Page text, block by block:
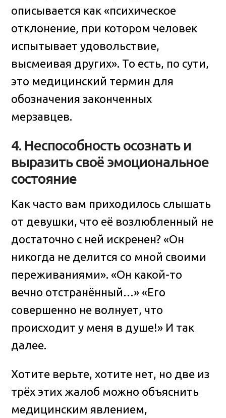
описывается как «психическое
отклонение, при котором человек
испытывает удовольствие,
высмеивая других». То есть, по сути,
это медицинский термин для
обозначения законченных
мерзавцев.
4. Неспособность осознать и
выразить своё эмоциональное
состояние
Как часто вам приходилось слышать
от девушки, что её возлюбленный не
достаточно с ней искренен? «Он
никогда не делится со мной своими
переживаниями». «Он какой-то
вечно отстранённый…» «Его
совершенно не волнует, что
происходит у меня в душе!» И так
далее.
Хотите верьте, хотите нет, но две из
трёх этих жалоб можно объяснить
медицинским явлением,